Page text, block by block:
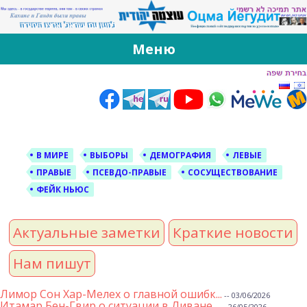
За Оцма Йегудит
עוצמה יהודית ברוסית ובעברית
Меню
В МИРЕ ВЫБОРЫ ДЕМОГРАФИЯ
ЛЕВЫЕ
ПРАВЫЕ
ПСЕВДО-ПРАВЫЕ
СОСУЩЕСТВОВАНИЕ
ФЕЙК НЬЮС
Актуальные заметки
Краткие новости
Нам пишут
Лимор Сон Хар-Мелех о главной ошибк... -- 03/06/2026